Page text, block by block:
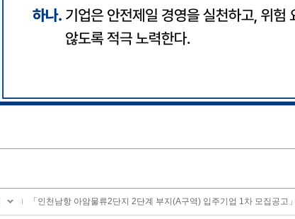
「인천남항 아암물류2단지 2단계 부지(A구역) 입주기업 1차 모집공고